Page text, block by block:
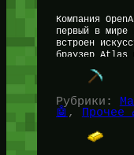
Компания
первый в мире
встроен
браузер Atlas
момент
Рубрики:
🤖 , Прочее